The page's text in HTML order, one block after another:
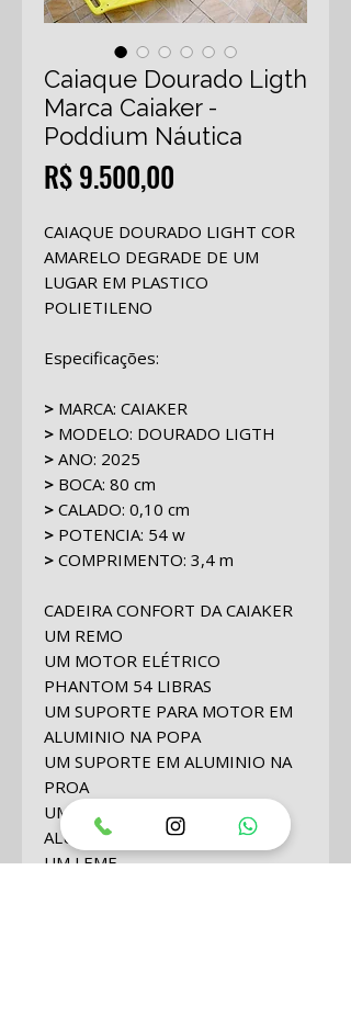
Caiaque Dourado Ligth
Marca Caiaker -
Poddium Náutica
R$ 9.500,00
CAIAQUE DOURADO LIGHT COR
AMARELO DEGRADE DE UM
LUGAR EM PLASTICO
POLIETILENO
Especificações:
> MARCA: CAIAKER
> MODELO: DOURADO LIGTH
> ANO: 2025
> BOCA: 80 cm
> CALADO: 0,10 cm
> POTENCIA: 54 w
> COMPRIMENTO: 3,4 m
CADEIRA CONFORT DA CAIAKER
UM REMO
UM MOTOR ELÉTRICO
PHANTOM 54 LIBRAS
UM SUPORTE PARA MOTOR EM
ALUMINIO NA POPA
UM SUPORTE EM ALUMINIO NA
PROA
UMA CADEIRA PRETA EM
ALUMINIO COM TELA
UM LEME